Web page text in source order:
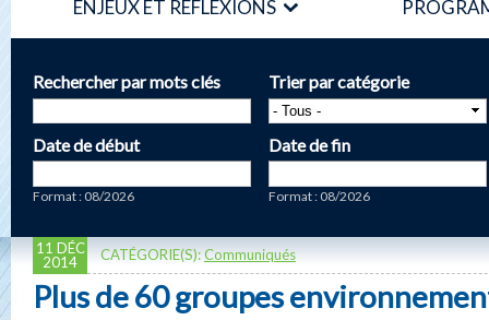
ENJEUX ET RÉFLEXIONS
Rechercher par mots clés Trier par catégorie
Date de début
Format : 08/2026
Date de fin
Format : 08/2026
11 DÉC
2014
CATÉGORIE(S):Communiqués
Plus de 60 groupes